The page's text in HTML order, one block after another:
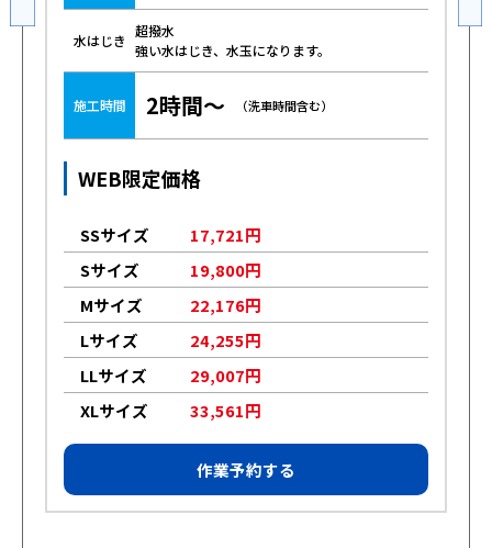
水はじき
超撥水
強い水はじき、水玉になります。
施工時間 2時間～ （洗車時間含む）
WEB限定価格
SSサイズ
17,721円
Sサイズ
19,800円
Mサイズ
22,176円
Lサイズ
24,255円
LLサイズ
29,007円
XLサイズ
33,561円
作業予約する